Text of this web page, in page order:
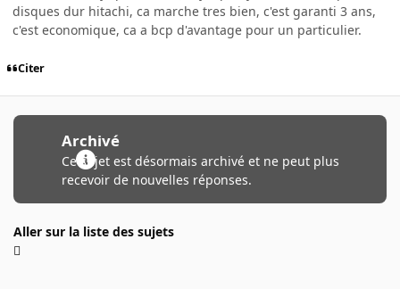
disques dur hitachi, ca marche tres bien, c'est garanti 3 ans,
c'est economique, ca a bcp d'avantage pour un particulier.
Citer
Archivé
Ce sujet est désormais archivé et ne peut plus
recevoir de nouvelles réponses.
Aller sur la liste des sujets